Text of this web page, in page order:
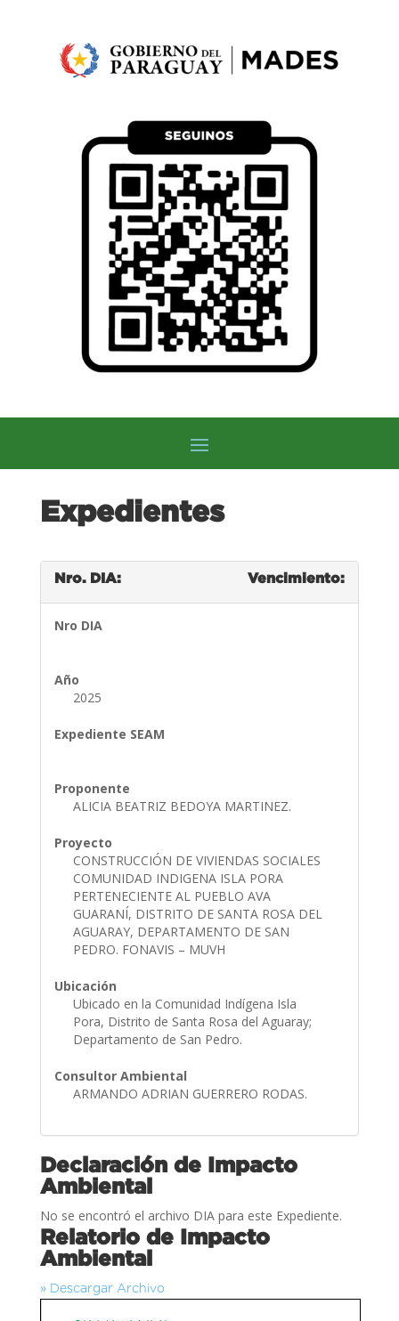
Expedientes
Nro. DIA: Vencimiento:
Nro DIA
Año
2025
Expediente SEAM
Proponente
ALICIA BEATRIZ BEDOYA MARTINEZ.
Proyecto
CONSTRUCCIÓN DE VIVIENDAS SOCIALES
COMUNIDAD INDIGENA ISLA PORA
PERTENECIENTE AL PUEBLO AVA
GUARANÍ, DISTRITO DE SANTA ROSA DEL
AGUARAY, DEPARTAMENTO DE SAN
PEDRO. FONAVIS – MUVH
Ubicación
Ubicado en la Comunidad Indígena Isla
Pora, Distrito de Santa Rosa del Aguaray;
Departamento de San Pedro.
Consultor Ambiental
ARMANDO ADRIAN GUERRERO RODAS.
Declaración de Impacto
Ambiental
No se encontró el archivo DIA para este Expediente.
Relatorio de Impacto
Ambiental
» Descargar Archivo